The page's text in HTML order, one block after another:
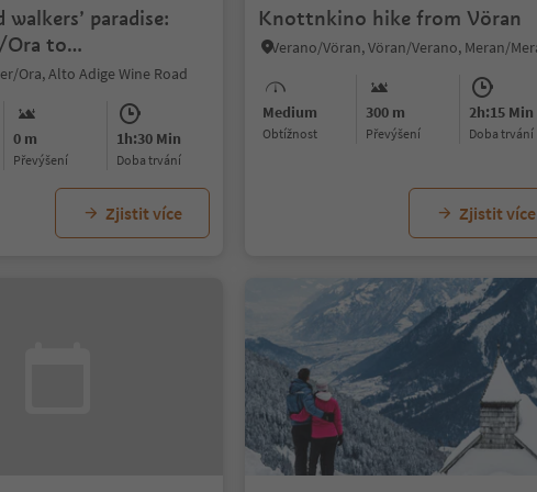
walkers’ paradise:
Ora to
Ora, Alto Adige Wine Road
0 m
Převýšení
1h:30 Min
doba trvání
Zjistit více
Knottnkino hike from Vöran
Medium
Obtížnost
300 m
Převýšení
2h:15 Min
doba trvání
Zjistit více